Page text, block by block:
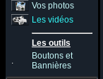
Vos photos
Les vidéos
Les outils
.
Boutons et
Bannières